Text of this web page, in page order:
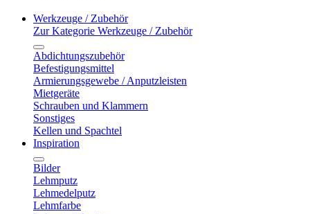
Werkzeuge / Zubehör
Zur Kategorie Werkzeuge / Zubehör
Abdichtungszubehör
Befestigungsmittel
Armierungsgewebe / Anputzleisten
Mietgeräte
Schrauben und Klammern
Sonstiges
Kellen und Spachtel
Inspiration
Bilder
Lehmputz
Lehmedelputz
Lehmfarbe